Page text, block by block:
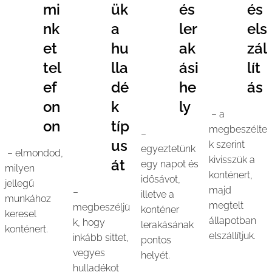
mi
nk
et
tel
ef
on
on
– elmondod,
milyen
jellegű
munkához
keresel
konténert.
ük
a
hu
lla
dé
k
típ
us
át
–
megbeszéljü
k, hogy
inkább sittet,
vegyes
hulladékot
és
ler
ak
ási
he
ly
–
egyeztetünk
egy napot és
idősávot,
illetve a
konténer
lerakásának
pontos
helyét.
és
els
zál
lít
ás
– a
megbeszélte
k szerint
kivisszük a
konténert,
majd
megtelt
állapotban
elszállítjuk.